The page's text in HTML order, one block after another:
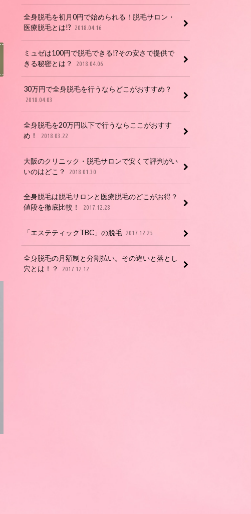
全身脱毛を初月0円で始められる！脱毛サロン・
医療脱毛とは!?
2018.04.16
ミュゼは100円で脱毛できる!?その安さで提供で
きる秘密とは？
2018.04.06
30万円で全身脱毛を行うならどこがおすすめ？
2018.04.03
全身脱毛を20万円以下で行うならここがおすす
め！
2018.03.22
大阪のクリニック・脱毛サロンで安くて評判がい
いのはどこ？
2018.01.30
全身脱毛は脱毛サロンと医療脱毛のどこがお得？
値段を徹底比較！
2017.12.28
「エステティックTBC」の脱毛 2017.12.25
全身脱毛の月額制と分割払い。その違いと落とし
穴とは！？
2017.12.12